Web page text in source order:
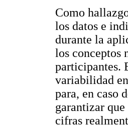
Como
los datos e
durante la
los conceptos
participantes.
variabilidad
para, en caso
garantizar
cifras